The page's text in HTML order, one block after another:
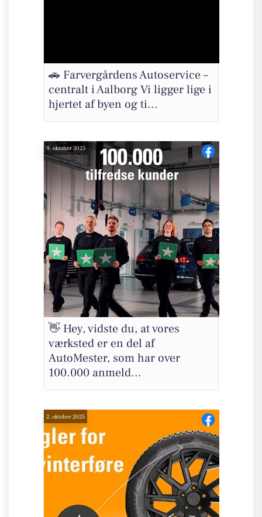
🚗 Farvergårdens Autoservice –
centralt i Aalborg Vi ligger lige i
hjertet af byen og ti...
9. oktober 2025
👋 Hey, vidste du, at vores
værksted er en del af
AutoMester, som har over
100.000 anmeld...
2. oktober 2025